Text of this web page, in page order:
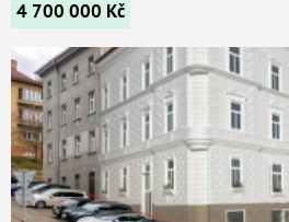
4 700 000 Kč